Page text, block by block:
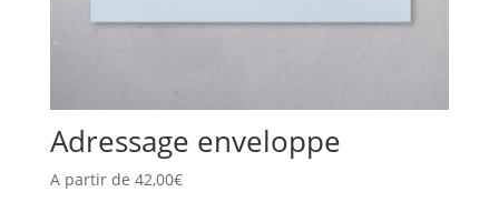
Adressage enveloppe
A partir de 42,00€